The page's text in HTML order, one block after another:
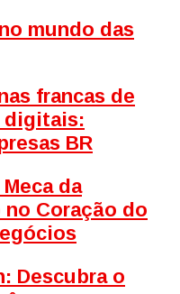
mundo das
francas de
digitais:
BR
da
Coração do
Descubra o